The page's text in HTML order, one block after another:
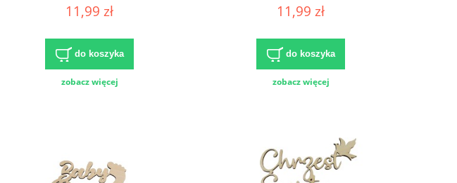
11,99 zł
do koszyka
zobacz więcej
11,99 zł
do koszyka
zobacz więcej